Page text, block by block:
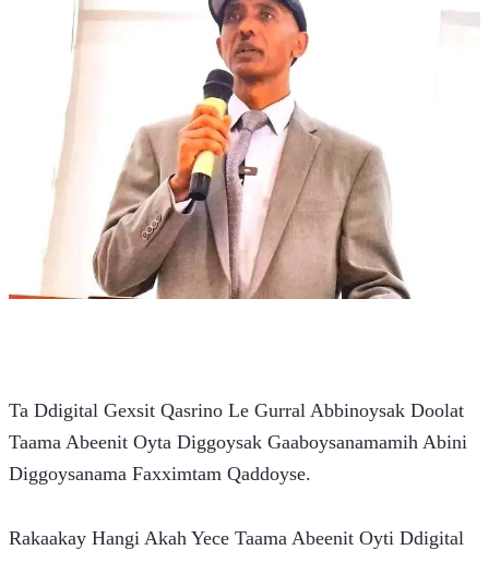
Ta Ddigital Gexsit Qasrino Le Gurral Abbinoysak Doolat
Taama Abeenit Oyta Diggoysak Gaaboysanamamih Abini
Diggoysanama Faxximtam Qaddoyse.
Rakaakay Hangi Akah Yece Taama Abeenit Oyti Ddigital